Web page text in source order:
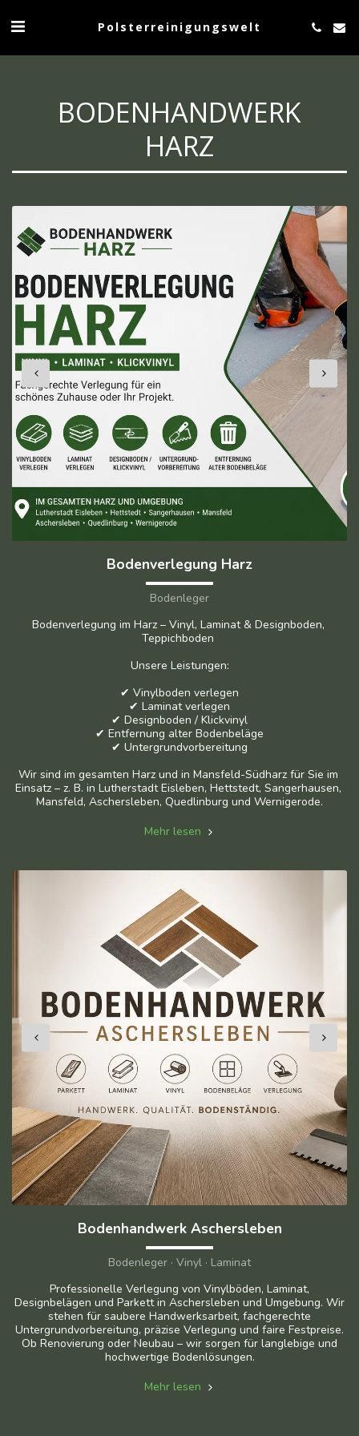
Polsterreinigungswelt
BODENHANDWERK
HARZ
Bodenverlegung Harz
Bodenleger
Bodenverlegung im Harz – Vinyl, Laminat & Designboden,
Teppichboden
Unsere Leistungen:
✔ Vinylboden verlegen
✔ Laminat verlegen
✔ Designboden / Klickvinyl
✔ Entfernung alter Bodenbeläge
✔ Untergrundvorbereitung
Wir sind im gesamten Harz und in Mansfeld-Südharz für Sie im
Einsatz – z. B. in Lutherstadt Eisleben, Hettstedt, Sangerhausen,
Mansfeld, Aschersleben, Quedlinburg und Wernigerode.
Mehr lesen
Bodenhandwerk Aschersleben
Bodenleger · Vinyl · Laminat
Professionelle Verlegung von Vinylböden, Laminat,
Designbelägen und Parkett in Aschersleben und Umgebung. Wir
stehen für saubere Handwerksarbeit, fachgerechte
Untergrundvorbereitung, präzise Verlegung und faire Festpreise.
Ob Renovierung oder Neubau – wir sorgen für langlebige und
hochwertige Bodenlösungen.
Mehr lesen